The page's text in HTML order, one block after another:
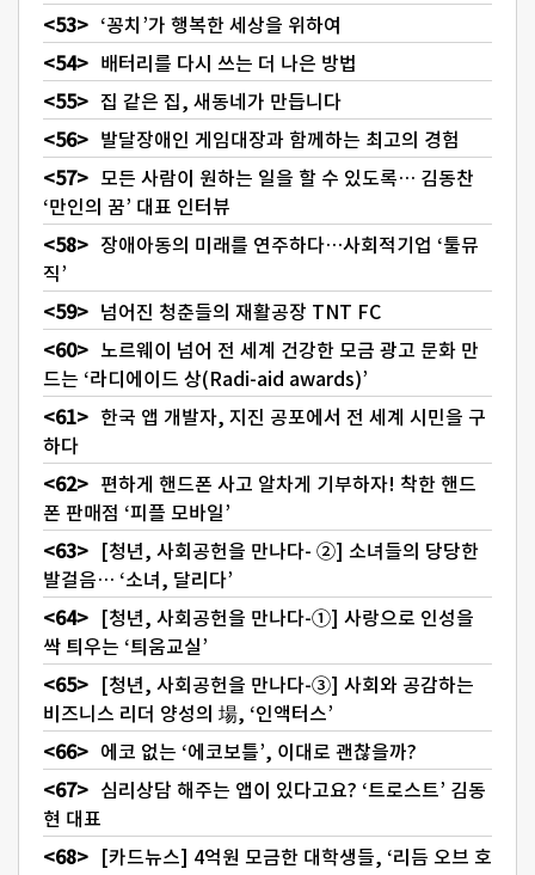
‘꽁치’가 행복한 세상을 위하여
배터리를 다시 쓰는 더 나은 방법
집 같은 집, 새동네가 만듭니다
발달장애인 게임대장과 함께하는 최고의 경험
모든 사람이 원하는 일을 할 수 있도록… 김동찬
‘만인의 꿈’ 대표 인터뷰
장애아동의 미래를 연주하다…사회적기업 ‘툴뮤
직’
넘어진 청춘들의 재활공장 TNT FC
노르웨이 넘어 전 세계 건강한 모금 광고 문화 만
드는 ‘라디에이드 상(Radi-aid awards)’
한국 앱 개발자, 지진 공포에서 전 세계 시민을 구
하다
편하게 핸드폰 사고 알차게 기부하자! 착한 핸드
폰 판매점 ‘피플 모바일’
[청년, 사회공헌을 만나다- ②] 소녀들의 당당한
발걸음… ‘소녀, 달리다’
[청년, 사회공헌을 만나다-①] 사랑으로 인성을
싹 틔우는 ‘틔움교실’
[청년, 사회공헌을 만나다-③] 사회와 공감하는
비즈니스 리더 양성의 場, ‘인액터스’
에코 없는 ‘에코보틀’, 이대로 괜찮을까?
심리상담 해주는 앱이 있다고요? ‘트로스트’ 김동
현 대표
[카드뉴스] 4억원 모금한 대학생들, ‘리듬 오브 호